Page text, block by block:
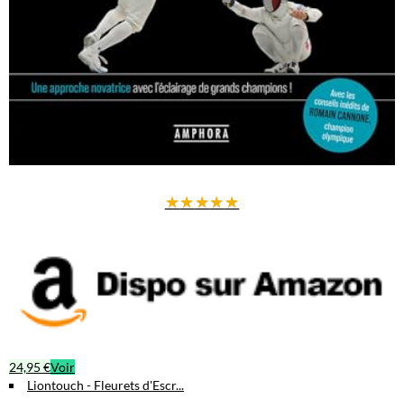
★★★★★
24,95 €Voir
Liontouch - Fleurets d'Escr...